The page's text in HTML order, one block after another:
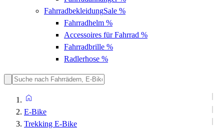
FahrradbekleidungSale %
Fahrradhelm %
Accessoires für Fahrrad %
Fahrradbrille %
Radlerhose %
E-Bike
Trekking E-Bike